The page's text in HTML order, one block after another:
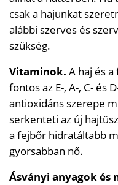
csak a hajunkat
alábbi szerves és
szükség.
Vitaminok. A haj és
fontos az E-, A-, C- és
antioxidáns szerepe
serkenteti az új
a fejbőr hidratáltabb
gyorsabban nő.
Ásványi anyagok és